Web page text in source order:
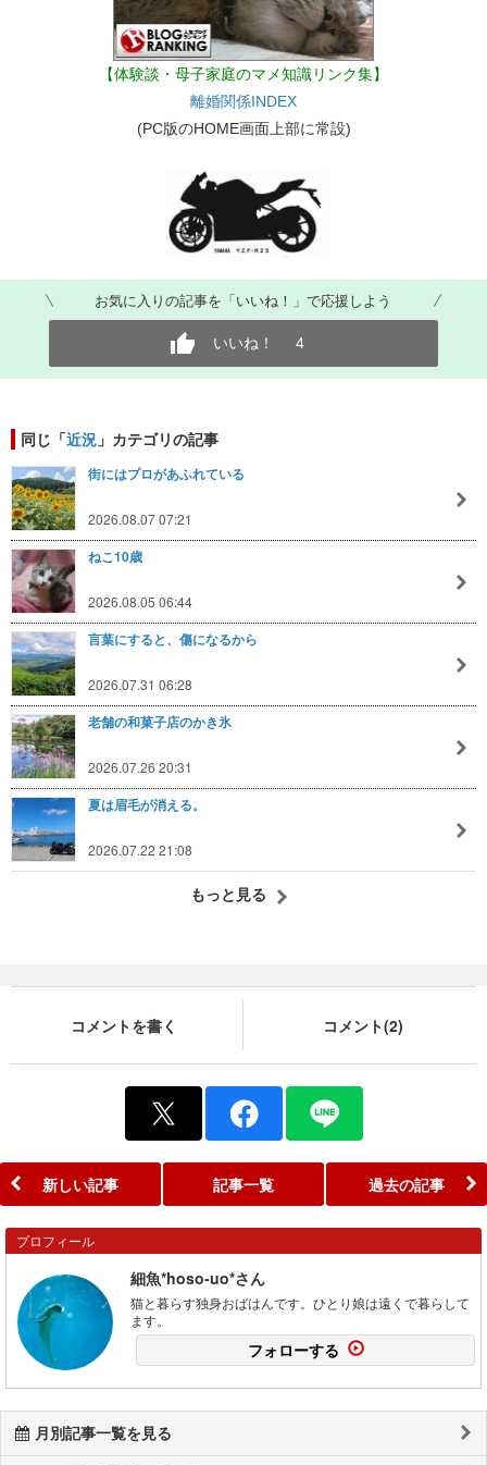
【体験談・母子家庭のマメ知識リンク集】
離婚関係INDEX
(PC版のHOME画面上部に常設)
お気に入りの記事を「いいね！」で応援しよう
いいね！ 4
同じ「近況 」カテゴリの記事
街にはプロがあふれている
2026.08.07 07:21
ねこ10歳
2026.08.05 06:44
言葉にすると、傷になるから
2026.07.31 06:28
老舗の和菓子店のかき氷
2026.07.26 20:31
夏は眉毛が消える。
2026.07.22 21:08
もっと見る
コメントを書く コメント(2)
新しい記事 記事一覧 過去の記事
プロフィール
細魚*hoso-uo*さん
猫と暮らす独身おばはんです。ひとり娘は遠くで暮らして
ます。
フォローする
月別記事一覧を見る